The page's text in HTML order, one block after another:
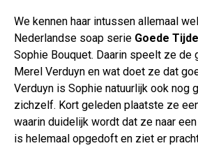
We kennen haar intussen allemaal
Nederlandse soap serie Goede
Sophie Bouquet. Daarin speelt ze de
Merel Verduyn en wat doet ze dat
Verduyn is Sophie natuurlijk ook nog
zichzelf. Kort geleden plaatste ze
waarin duidelijk wordt dat ze naar
is helemaal opgedoft en ziet er